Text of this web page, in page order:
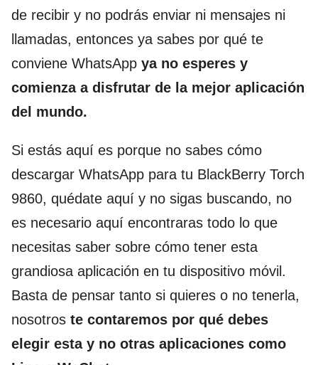
de recibir y no podrás enviar ni mensajes ni
llamadas, entonces ya sabes por qué te
conviene WhatsApp ya no esperes y
comienza a disfrutar de la mejor aplicación
del mundo.
Si estás aquí es porque no sabes cómo
descargar WhatsApp para tu BlackBerry Torch
9860, quédate aquí y no sigas buscando, no
es necesario aquí encontraras todo lo que
necesitas saber sobre cómo tener esta
grandiosa aplicación en tu dispositivo móvil.
Basta de pensar tanto si quieres o no tenerla,
nosotros te contaremos por qué debes
elegir esta y no otras aplicaciones como